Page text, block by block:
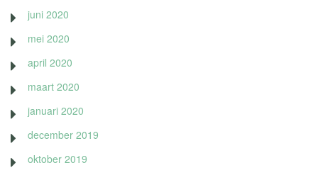
juni 2020
mei 2020
april 2020
maart 2020
januari 2020
december 2019
oktober 2019